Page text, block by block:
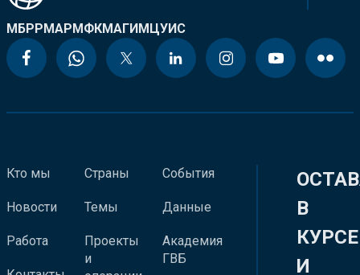
МБРРМАРМФКМАГИМЦУИС
Кто мы
Новости
Работа
Страны
Темы
Проекты
и
События
Данные
Академия
ГВБ
В
КУРСЕ
И